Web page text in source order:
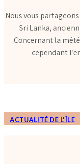
Nous vous
Sri Lanka, anciennement le
Concernant la
cependant
ACTUALITÉ DE L'ÎLE